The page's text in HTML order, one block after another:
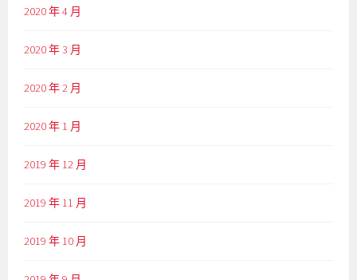
2020 年 4 月
2020 年 3 月
2020 年 2 月
2020 年 1 月
2019 年 12 月
2019 年 11 月
2019 年 10 月